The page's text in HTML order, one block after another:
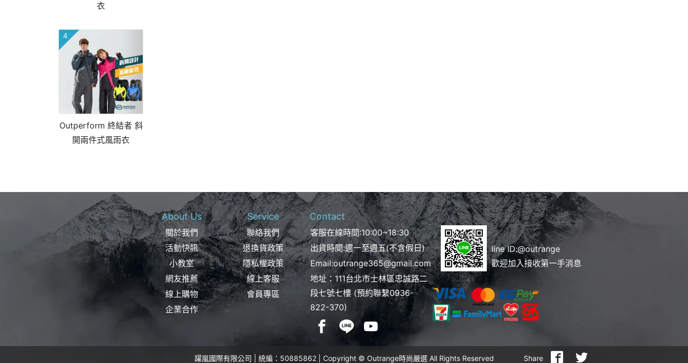
衣
4
Outperform 終結者 斜
開兩件式風雨衣
About Us
關於我們
活動快訊
小教室
網友推薦
線上購物
企業合作
Service
聯絡我們
退換貨政策
隱私權政策
線上客服
會員專區
Contact
客服在線時間:10:00~18:30
出貨時間:週一至週五(不含假日)
Email:outrange365@gmail.com
地址：111台北市士林區忠誠路二
段七號七樓 (預約聯繫0936-
822-370)
line ID:@outrange
歡迎加入接收第一手消息
躍嵐國際有限公司 | 統編：50885862 | Copyright © Outrange時尚嚴選 All Rights Reserved Share